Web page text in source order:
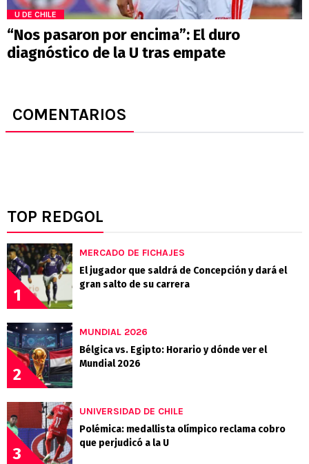
U DE CHILE
“Nos pasaron por encima”: El duro
diagnóstico de la U tras empate
COMENTARIOS
TOP REDGOL
1
MERCADO DE FICHAJES
El jugador que saldrá de Concepción y dará el
gran salto de su carrera
2
MUNDIAL 2026
Bélgica vs. Egipto: Horario y dónde ver el
Mundial 2026
3
UNIVERSIDAD DE CHILE
Polémica: medallista olímpico reclama cobro
que perjudicó a la U